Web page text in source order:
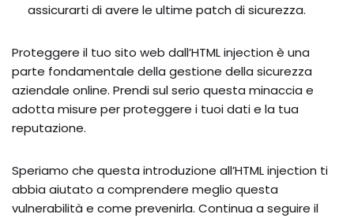
assicurarti di avere le ultime patch di sicurezza.
Proteggere il tuo sito web dall’HTML injection è una
parte fondamentale della gestione della sicurezza
aziendale online. Prendi sul serio questa minaccia e
adotta misure per proteggere i tuoi dati e la tua
reputazione.
Speriamo che questa introduzione all’HTML injection ti
abbia aiutato a comprendere meglio questa
vulnerabilità e come prevenirla. Continua a seguire il